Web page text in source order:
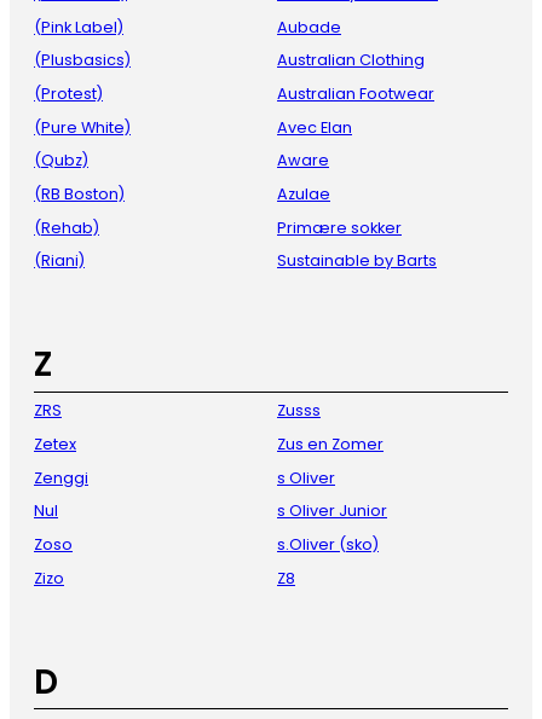
(Pink Label)
(Plusbasics)
(Protest)
(Pure White)
(Qubz)
(RB Boston)
(Rehab)
(Riani)
Aubade
Australian Clothing
Australian Footwear
Avec Elan
Aware
Azulae
Primære sokker
Sustainable by Barts
Z
ZRS
Zetex
Zenggi
Nul
Zoso
Zizo
Zusss
Zus en Zomer
s Oliver
s Oliver Junior
s.Oliver (sko)
Z8
D